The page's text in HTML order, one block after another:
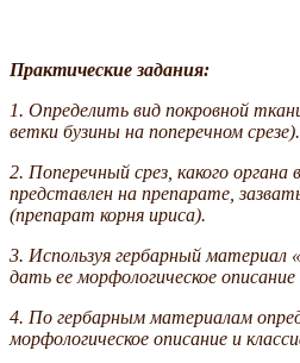
Практические задания:
1. Определить вид покровной
ветки бузины на поперечном срезе).
2. Поперечный срез, какого органа
представлен на препарате,
(препарат корня ириса).
3. Используя гербарный материал
дать ее морфологическое
4. По гербарным материалам
морфологическое описание и